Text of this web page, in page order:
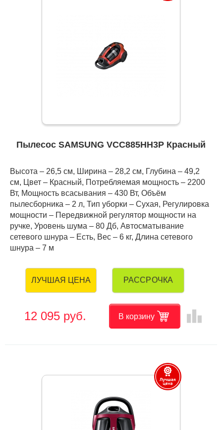
Пылесос SAMSUNG VCC885HH3P Красный
Высота – 26,5 см, Ширина – 28,2 см, Глубина – 49,2
см, Цвет – Красный, Потребляемая мощность – 2200
Вт, Мощность всасывания – 430 Вт, Объём
пылесборника – 2 л, Тип уборки – Сухая, Регулировка
мощности – Передвижной регулятор мощности на
ручке, Уровень шума – 80 Дб, Автосматывание
сетевого шнура – Есть, Вес – 6 кг, Длина сетевого
шнура – 7 м
ЛУЧШАЯ ЦЕНА РАССРОЧКА
12 095 руб. В корзину leaderboard